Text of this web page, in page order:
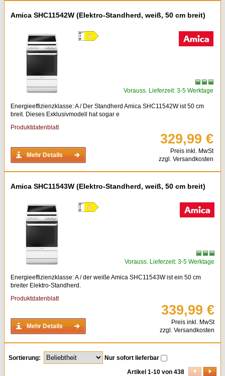
Amica SHC11542W (Elektro-Standherd, weiß, 50 cm breit)
Vorauss. Lieferzeit: 3-5 Werktage
Energieeffizienzklasse: A / Der Standherd Amica SHC11542W ist 50 cm
breit. Dieses Exklusivmodell hat sogar e
Produktdatenblatt
Mehr Details
329,99 €
Preis inkl. MwSt
zzgl. Versandkosten
Amica SHC11543W (Elektro-Standherd, weiß, 50 cm breit)
Vorauss. Lieferzeit: 3-5 Werktage
Energieeffizienzklasse: A / der weiße Amica SHC11543W ist ein 50 cm
breiter Elektro-Standherd.
Produktdatenblatt
Mehr Details
339,99 €
Preis inkl. MwSt
zzgl. Versandkosten
Sortierung:
Nur sofort lieferbar
Artikel 1-10 von 438